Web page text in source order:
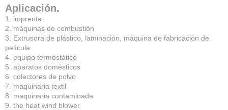
Aplicación.
1. imprenta
2. máquinas de combustión
3. Extrusora de plástico, laminación, máquina de fabricación de
película
4. equipo termostático
5. aparatos domésticos
6. colectores de polvo
7. maquinaria textil
8. maquinaria contaminada
9. the heat wind blower